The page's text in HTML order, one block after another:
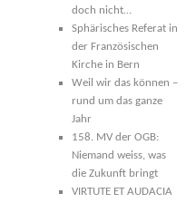
doch nicht…
Sphärisches Referat in
der Französischen
Kirche in Bern
Weil wir das können –
rund um das ganze
Jahr
158. MV der OGB:
Niemand weiss, was
die Zukunft bringt
VIRTUTE ET AUDACIA